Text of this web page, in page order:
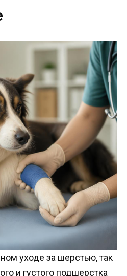
уходе за шерстью, так
и густого подшерстка